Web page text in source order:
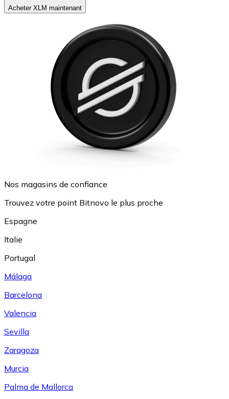
Acheter XLM maintenant
Nos magasins de confiance
Trouvez votre point Bitnovo le plus proche
Espagne
Italie
Portugal
Málaga
Barcelona
Valencia
Sevilla
Zaragoza
Murcia
Palma de Mallorca